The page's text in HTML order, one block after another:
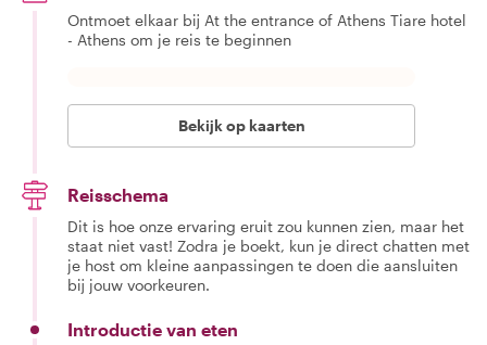
Ontmoet elkaar bij At the entrance of Athens Tiare hotel
- Athens om je reis te beginnen
Bekijk op kaarten
Reisschema
Dit is hoe onze ervaring eruit zou kunnen zien, maar het
staat niet vast! Zodra je boekt, kun je direct chatten met
je host om kleine aanpassingen te doen die aansluiten
bij jouw voorkeuren.
Introductie van eten